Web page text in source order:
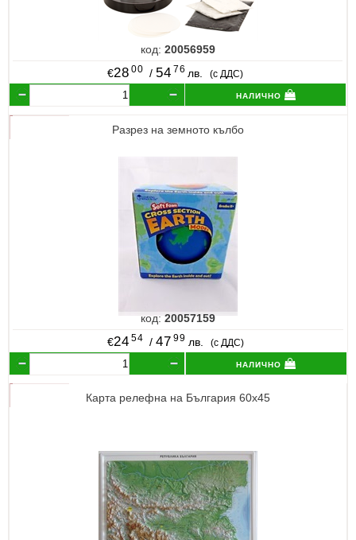
код: 20056959
€28 00 / 54 76 лв. (с ДДС)
налично
Разрез на земното кълбо
код: 20057159
€24 54 /47 99 лв. (с ДДС)
налично
Карта релефна на България 60х45